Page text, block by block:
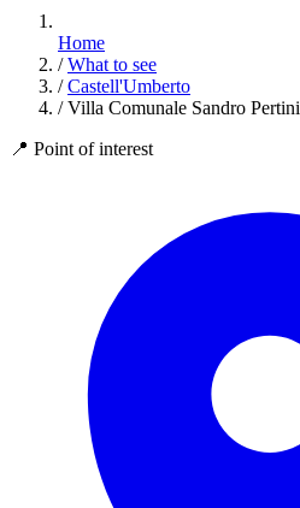
Home
/ What to see
/ Castell'Umberto
/ Villa Comunale Sandro Pertini
📍 Point of interest